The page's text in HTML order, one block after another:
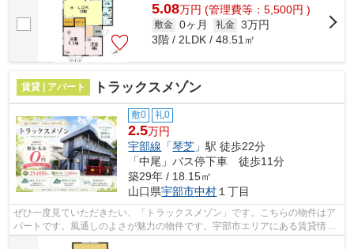
5.08万円 (管理費等：5,500円 )
敷金 0ヶ月 礼金 3万円
3階 / 2LDK / 48.51㎡
賃貸 | アパート トラックスメゾン
敷0 礼0
2.5万円
宇部線 「琴芝 」駅 徒歩22分
「中尾」バス停下車 徒歩11分
築29年 / 18.15㎡
山口県宇部市中村１丁目
ぜひ一度見ていただきたい、「トラックスメゾン」です。こちらの物件はア
パートです。風通しのよさが魅力の物件です。宇部市エリアにある賃貸情報
のことなら、地域に密着した当社へお...